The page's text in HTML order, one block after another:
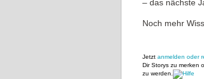
– das nächste
Noch mehr
Jetzt anmelden oder
Dir Storys zu merken
zu werden.